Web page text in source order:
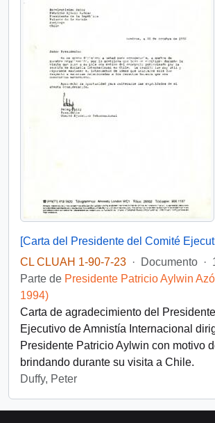
CL CLUAH 1-90-7-23 · Documento ·
Parte de Presidente Patricio Aylwin
1994)
Carta de agradecimiento del
Ejecutivo de Amnistía Internacional
Presidente Patricio Aylwin con motivo
brindando durante su visita a Chile.
Duffy, Peter